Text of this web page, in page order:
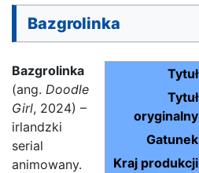
Bazgrolinka
Tytuł
Tytuł
oryginalny
Gatunek
Kraj produkcji
Bazgrolinka
(ang. Doodle
Girl, 2024) –
irlandzki
serial
animowany.